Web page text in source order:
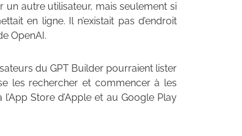
un autre utilisateur, mais seulement si
en ligne. Il n’existait pas d’endroit
OpenAI.
du GPT Builder pourraient lister
les rechercher et commencer à les
Store d’Apple et au Google Play